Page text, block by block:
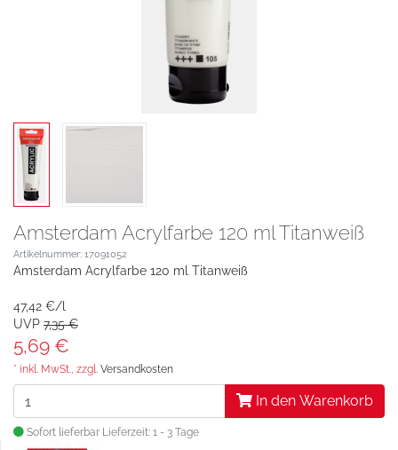
Amsterdam Acrylfarbe 120 ml Titanweiß
Artikelnummer: 17091052
Amsterdam Acrylfarbe 120 ml Titanweiß
47,42 €/l
UVP 7,35 €
5,69 €
* inkl. MwSt., zzgl. Versandkosten
In den Warenkorb
Sofort lieferbar Lieferzeit: 1 - 3 Tage